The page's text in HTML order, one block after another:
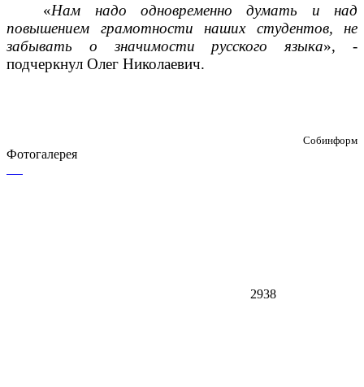
«Нам надо одновременно думать и над
повышением грамотности наших студентов, не
забывать о значимости русского языка», -
подчеркнул Олег Николаевич.
Собинформ
Фотогалерея
2938